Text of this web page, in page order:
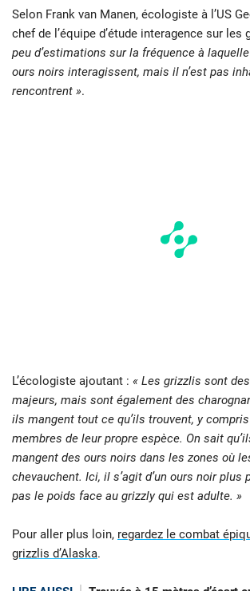
Selon Frank van Manen, écologiste à l’US
chef de l’équipe d’étude interagence sur les
peu d’estimations sur la fréquence à
ours noirs interagissent, mais il n’est pas
rencontrent ».
L’écologiste ajoutant : « Les grizzlis sont
majeurs, mais sont également des
ils mangent tout ce qu’ils trouvent, y
membres de leur propre espèce. On sait
mangent des ours noirs dans les zones où
chevauchent. Ici, il s’agit d’un ours noir
pas le poids face au grizzly qui est adulte. »
Pour aller plus loin, regardez le combat
grizzlis d’Alaska.